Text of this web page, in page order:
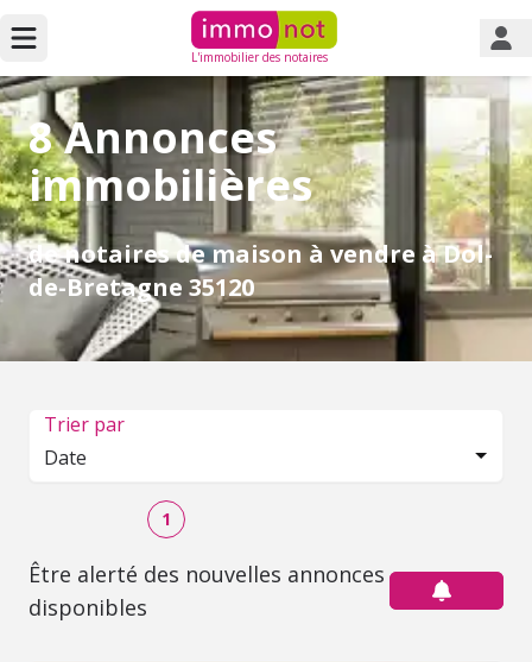
L'immobilier des notaires
8 Annonces
immobilières
de notaires de maison à vendre à Dol-
de-Bretagne 35120
Trier par
Date
1
Être alerté des nouvelles annonces
disponibles